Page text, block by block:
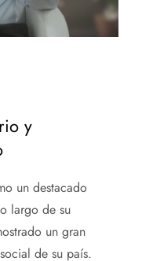
y
un destacado
largo de su
un gran
de su país.